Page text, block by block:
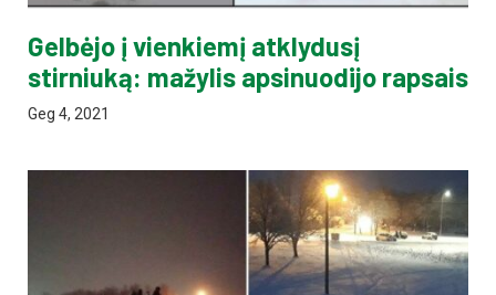
Gelbėjo į vienkiemį atklydusį
stirniuką: mažylis apsinuodijo rapsais
Geg 4, 2021